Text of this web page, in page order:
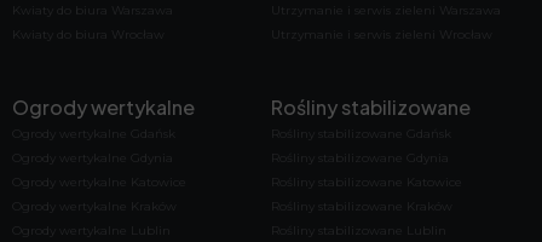
Kwiaty do biura Warszawa
Kwiaty do biura Wrocław
Utrzymanie i serwis zieleni Warszawa
Utrzymanie i serwis zieleni Wrocław
Ogrody wertykalne
Ogrody wertykalne Gdańsk
Ogrody wertykalne Gdynia
Ogrody wertykalne Katowice
Ogrody wertykalne Kraków
Ogrody wertykalne Lublin
Rośliny stabilizowane
Rośliny stabilizowane Gdańsk
Rośliny stabilizowane Gdynia
Rośliny stabilizowane Katowice
Rośliny stabilizowane Kraków
Rośliny stabilizowane Lublin